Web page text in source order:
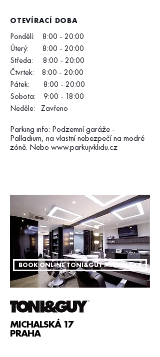
OTEVÍRACÍ DOBA
Pondělí: 8:00 - 20:00
Úterý: 8:00 - 20:00
Středa: 8:00 - 20:00
Čtvrtek: 8:00 - 20:00
Pátek: 8:00 - 20:00
Sobota: 9:00 - 18:00
Neděle: Zavřeno
Parking info: Podzemní garáže -
Palladium, na vlastní nebezpečí na modré
zóně. Nebo www.parkujvklidu.cz
BOOK ONLINE TONI&GUY MICHALSKÁ
MICHALSKÁ 17
PRAHA